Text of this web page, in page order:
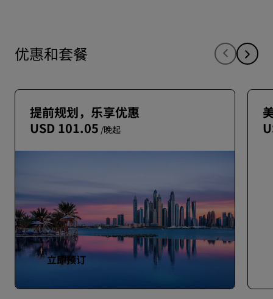
优惠和套餐
提前规划，乐享优惠
USD 101.05 /晚起
立即预订